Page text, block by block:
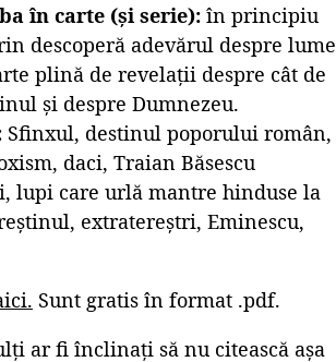
în carte (și serie): în principiu
descoperă adevărul despre lume
plină de revelații despre cât de
și despre Dumnezeu.
Sfinxul, destinul poporului român,
daci, Traian Băsescu
lupi care urlă mantre hinduse la
extratereștri, Eminescu,
Sunt gratis în format .pdf.
ar fi înclinați să nu citească așa